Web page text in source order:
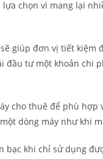
chọn vì mang lại
giúp đơn vị tiết kiệm
đầu tư một khoản chi
cho thuê để phù hợp
dòng máy như khi
bạc khi chỉ sử dụng